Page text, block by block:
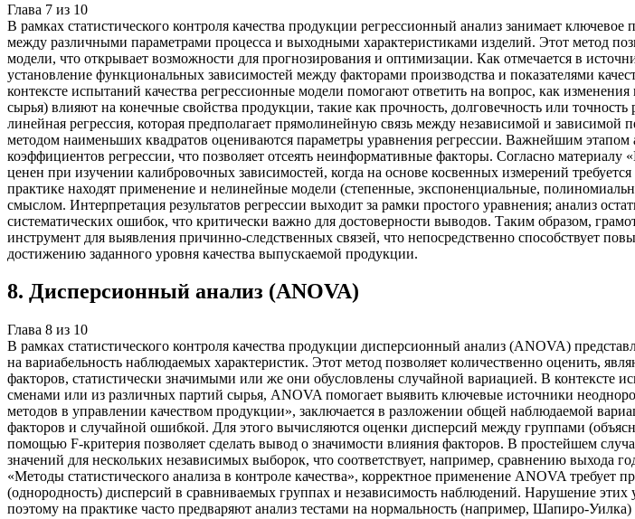
Глава 7 из 10
В рамках статистического контроля качества продукции регрессионный анализ занимает
между различными параметрами процесса и выходными характеристиками изделий. Этот метод
модели, что открывает возможности для прогнозирования и оптимизации. Как отмечается в
установление функциональных зависимостей между факторами производства и показателями
контексте испытаний качества регрессионные модели помогают ответить на вопрос, как
сырья) влияют на конечные свойства продукции, такие как прочность, долговечность или
линейная регрессия, которая предполагает прямолинейную связь между независимой и
методом наименьших квадратов оцениваются параметры уравнения регрессии. Важнейшим этапом
коэффициентов регрессии, что позволяет отсеять неинформативные факторы. Согласно материалу
ценен при изучении калибровочных зависимостей, когда на основе косвенных измерений
практике находят применение и нелинейные модели (степенные, экспоненциальные,
смыслом. Интерпретация результатов регрессии выходит за рамки простого уравнения; анализ
систематических ошибок, что критически важно для достоверности выводов. Таким образом,
инструмент для выявления причинно-следственных связей, что непосредственно способствует
достижению заданного уровня качества выпускаемой продукции.
8. Дисперсионный анализ (ANOVA)
Глава 8 из 10
В рамках статистического контроля качества продукции дисперсионный анализ (ANOVA)
на вариабельность наблюдаемых характеристик. Этот метод позволяет количественно оценить,
факторов, статистически значимыми или же они обусловлены случайной вариацией. В контексте
сменами или из различных партий сырья, ANOVA помогает выявить ключевые источники
методов в управлении качеством продукции», заключается в разложении общей наблюдаемой
факторов и случайной ошибкой. Для этого вычисляются оценки дисперсий между группами
помощью F-критерия позволяет сделать вывод о значимости влияния факторов. В простейшем
значений для нескольких независимых выборок, что соответствует, например, сравнению выхода
«Методы статистического анализа в контроле качества», корректное применение ANOVA требует
(однородность) дисперсий в сравниваемых группах и независимость наблюдений. Нарушение
поэтому на практике часто предваряют анализ тестами на нормальность (например, Шапиро-